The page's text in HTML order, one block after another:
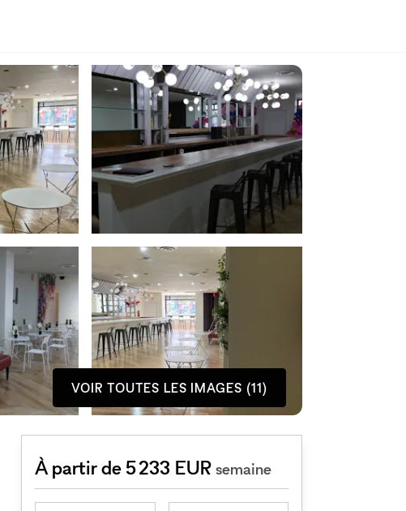
VOIR TOUTES LES IMAGES (11)
À partir de 5 233 EURsemaine